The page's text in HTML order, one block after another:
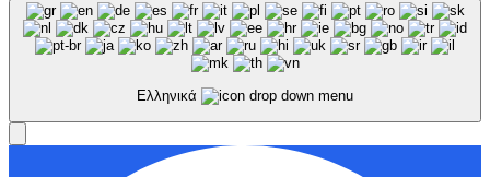
Ελληνικά